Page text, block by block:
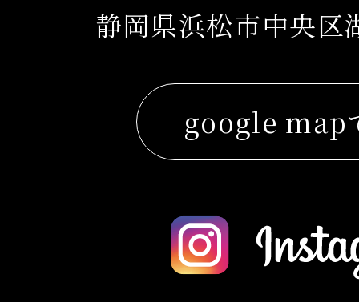
静岡県浜松市中央
google map